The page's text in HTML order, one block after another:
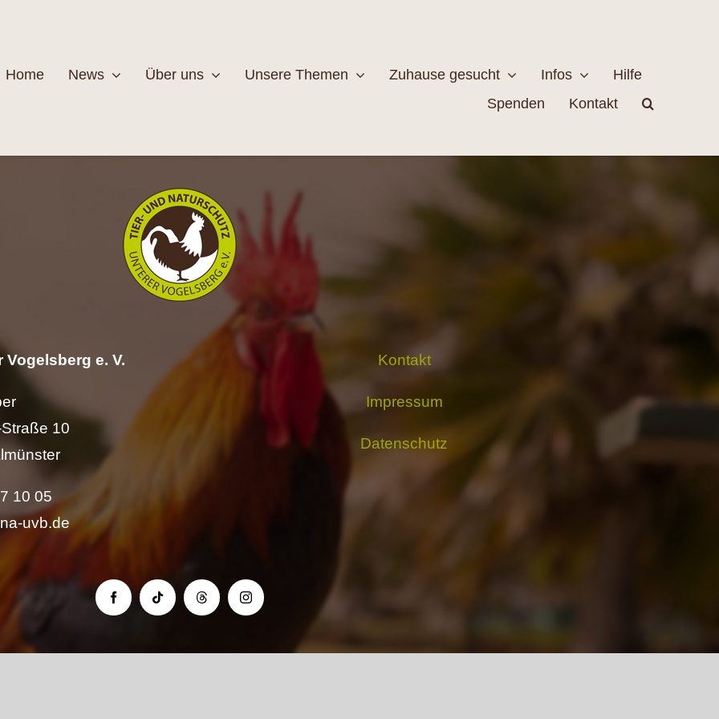
Home News Über uns Unsere Themen
MEHR
Naturschutz
Zuhause gesucht Infos
Hilfe
Spenden
Kontakt
e. V.
10
10 05
uvb.de
Kontakt
Impressum
Datenschutz